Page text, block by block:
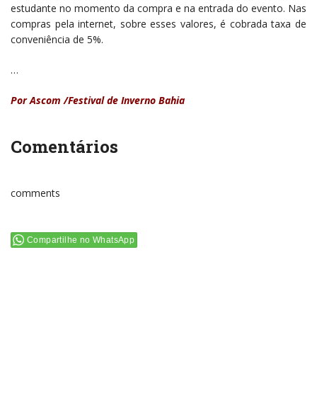
estudante no momento da compra e na entrada do evento. Nas
compras pela internet, sobre esses valores, é cobrada taxa de
conveniência de 5%.
…
Por Ascom /Festival de Inverno Bahia
Comentários
comments
Compartilhe no WhatsApp